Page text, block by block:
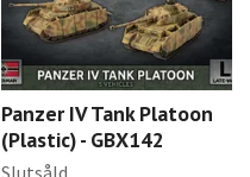
Panzer IV Tank Platoon
(Plastic) - GBX142
Slutsåld